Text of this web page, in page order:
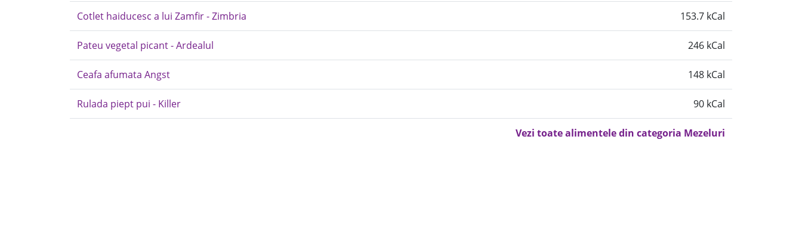
Cotlet haiducesc a lui Zamfir - Zimbria 153.7 kCal
Pateu vegetal picant - Ardealul 246 kCal
Ceafa afumata Angst 148 kCal
Rulada piept pui - Killer 90 kCal
Vezi toate alimentele din categoria Mezeluri